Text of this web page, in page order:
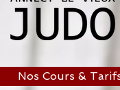
Nos Cours &